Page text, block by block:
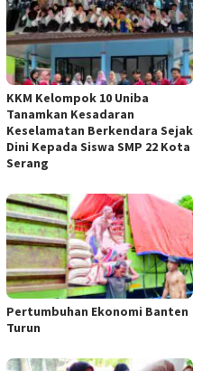
KKM Kelompok 10 Uniba
Tanamkan Kesadaran
Keselamatan Berkendara Sejak
Dini Kepada Siswa SMP 22 Kota
Serang
Pertumbuhan Ekonomi Banten
Turun